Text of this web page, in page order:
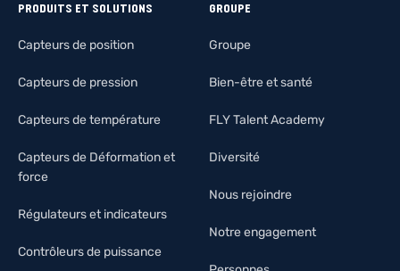
PRODUITS ET SOLUTIONS
Capteurs de position
Capteurs de pression
Capteurs de température
Capteurs de Déformation et
force
Régulateurs et indicateurs
Contrôleurs de puissance
GROUPE
Groupe
Bien-être et santé
FLY Talent Academy
Diversité
Nous rejoindre
Notre engagement